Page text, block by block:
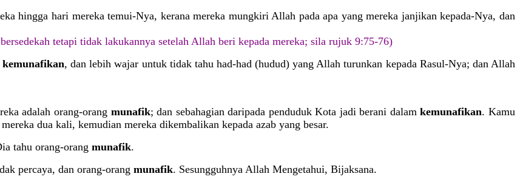
hingga hari mereka temui-Nya, kerana mereka mungkiri Allah pada apa yang mereka janjikan kepada-Nya, dan
tetapi tidak lakukannya setelah Allah beri kepada mereka; sila rujuk 9:75-76)
kemunafikan, dan lebih wajar untuk tidak tahu had-had (hudud) yang Allah turunkan kepada Rasul-Nya; dan Allah
adalah orang-orang munafik; dan sebahagian daripada penduduk Kota jadi berani dalamkemunafikan. Kamu
dua kali, kemudian mereka dikembalikan kepada azab yang besar.
tahu orang-orang munafik.
percaya, dan orang-orang munafik. Sesungguhnya Allah Mengetahui, Bijaksana.